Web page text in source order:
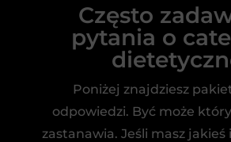
Często
pytania o
Poniżej znajdziesz
odpowiedzi. Być może
zastanawia. Jeśli masz